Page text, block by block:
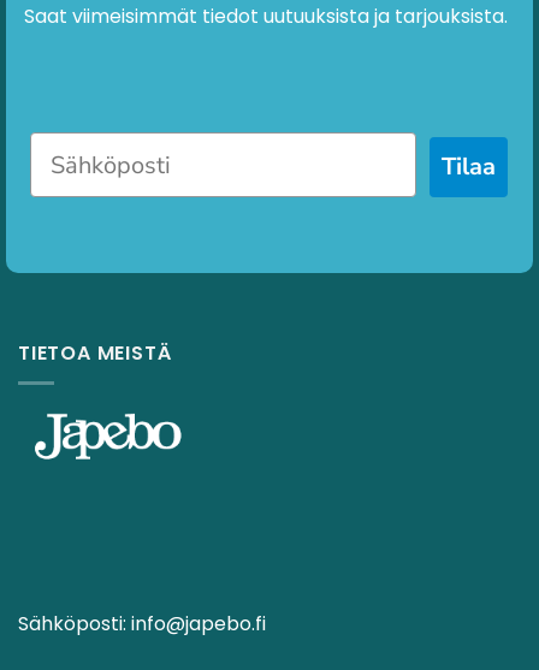
Saat viimeisimmät tiedot uutuuksista ja tarjouksista.
Tilaa
TIETOA MEISTÄ
Sähköposti: info@japebo.fi